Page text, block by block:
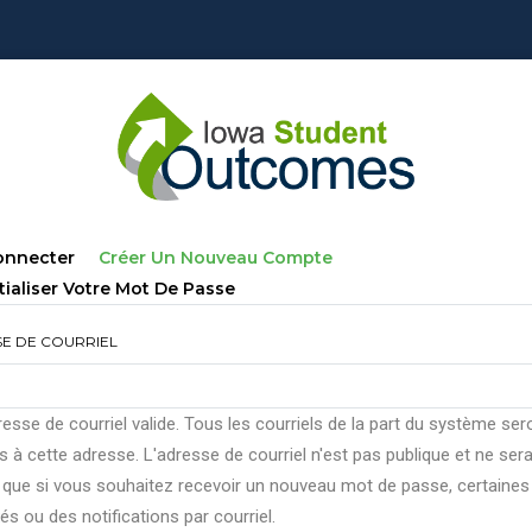
Créer Un Nouveau Compte
Votre Mot De Passe
DE COURRIEL
de courriel valide. Tous les courriels de la part du système
à cette adresse. L'adresse de courriel n'est pas publique et ne sera
si vous souhaitez recevoir un nouveau mot de passe, certaines
ou des notifications par courriel.